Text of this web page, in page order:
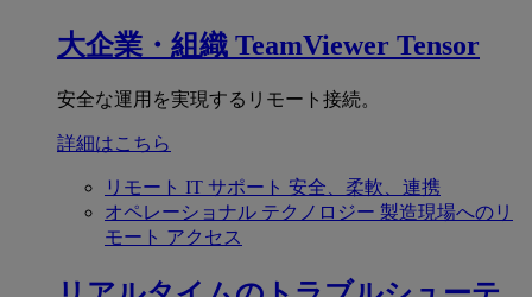
大企業・組織 TeamViewer Tensor
安全な運用を実現するリモート接続。
詳細はこちら
リモート IT サポート 安全、柔軟、連携
オペレーショナル テクノロジー 製造現場へのリ
モート アクセス